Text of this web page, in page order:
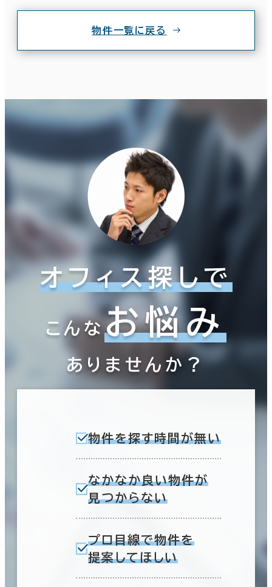
物件一覧に戻る
オフィス探しで
こんなお悩み
ありませんか？
物件を探す時間が無い
なかなか良い物件が
見つからない
プロ目線で物件を
提案してほしい